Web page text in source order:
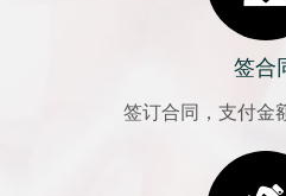
签合
签订合同，支付金